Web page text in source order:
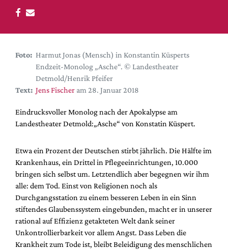
DdB-map
Festival-Planer
Hefte
Alle Hefte
Leseproben
Podcast
Service
Shop / Abo
Newsletter
Redaktion
Autor:innen
Partner
Mediadaten
Foto: Harmut Jonas (Mensch) in Konstantin Küsperts
Endzeit-Monolog „Asche“. © Landestheater
Detmold/Henrik Pfeifer
Text: Jens Fischer am 28. Januar 2018
Eindrucksvoller Monolog nach der Apokalypse am
Landestheater Detmold:„Asche“ von Konstatin Küspert.
Etwa ein Prozent der Deutschen stirbt jährlich. Die Hälfte im
Krankenhaus, ein Drittel in Pflegeeinrichtungen, 10.000
bringen sich selbst um. Letztendlich aber begegnen wir ihm
alle: dem Tod. Einst von Religionen noch als
Durchgangsstation zu einem besseren Leben in ein Sinn
stiftendes Glaubenssystem eingebunden, macht er in unserer
rational auf Effizienz getakteten Welt dank seiner
Unkontrollierbarkeit vor allem Angst. Dass Leben die
Krankheit zum Tode ist, bleibt Beleidigung des menschlichen